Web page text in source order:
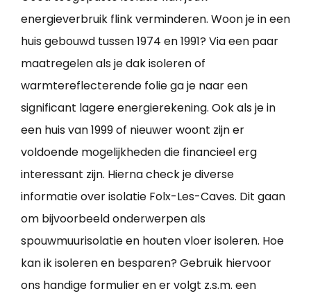
energieverbruik flink verminderen. Woon je in een
huis gebouwd tussen 1974 en 1991? Via een paar
maatregelen als je dak isoleren of
warmtereflecterende folie ga je naar een
significant lagere energierekening. Ook als je in
een huis van 1999 of nieuwer woont zijn er
voldoende mogelijkheden die financieel erg
interessant zijn. Hierna check je diverse
informatie over isolatie Folx-Les-Caves. Dit gaan
om bijvoorbeeld onderwerpen als
spouwmuurisolatie en houten vloer isoleren. Hoe
kan ik isoleren en besparen? Gebruik hiervoor
ons handige formulier en er volgt z.s.m. een